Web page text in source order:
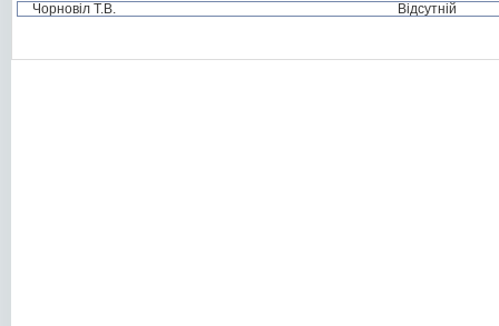
Чорновіл Т.В.
Відсутній